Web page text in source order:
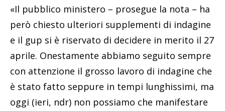
«Il pubblico ministero – prosegue la nota – ha
però chiesto ulteriori supplementi di indagine
e il gup si è riservato di decidere in merito il 27
aprile. Onestamente abbiamo seguito sempre
con attenzione il grosso lavoro di indagine che
è stato fatto seppure in tempi lunghissimi, ma
oggi (ieri, ndr) non possiamo che manifestare